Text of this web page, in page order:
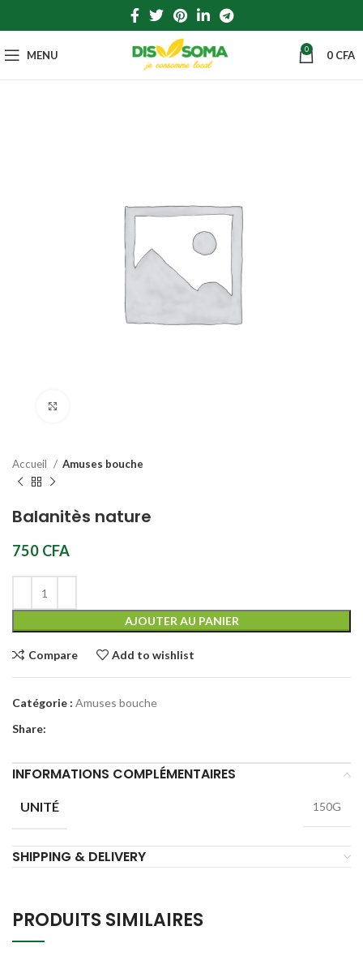
MENU 0 0 CFA
Accueil Amuses bouche
Balanitès nature
750 CFA
AJOUTER AU PANIER
Compare Add to wishlist
Catégorie : Amuses bouche
Share:
INFORMATIONS COMPLÉMENTAIRES
UNITÉ 150G
SHIPPING & DELIVERY
PRODUITS SIMILAIRES